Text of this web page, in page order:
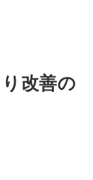
改善の